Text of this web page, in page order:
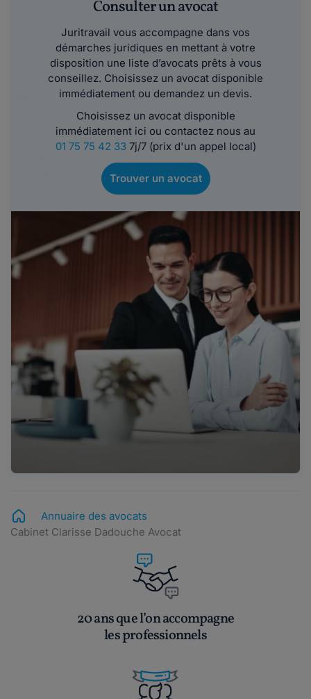
Consulter un avocat
Juritravail vous accompagne dans vos
démarches juridiques en mettant à votre
disposition une liste d’avocats prêts à vous
conseillez. Choisissez un avocat disponible
immédiatement ou demandez un devis.
Choisissez un avocat disponible
immédiatement ici ou contactez nous au
01 75 75 42 337j/7 (prix d'un appel local)
Trouver un avocat
Annuaire des avocats
Cabinet Clarisse Dadouche Avocat
20 ans que l’on accompagne
les professionnels